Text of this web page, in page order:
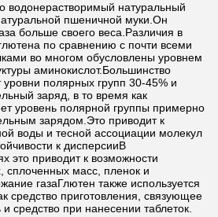
водонерастворимый натуральный
пшеничной муки.Он
больше своего веса.Различия в
по сравнению с почти всеми
во многом обусловлены уровнем
аминокислот.Большинство
полярных групп 30-45% и
заряд, в то время как
уровень полярной группы примерно
зарядом.Это приводит к
воды и тесной ассоциации молекул
к дисперсииВ
это приводит к возможности
сплоченных масс, пленок и
газаГлютен также используется
средство приготовления, связующее
средство при нанесении таблеток.